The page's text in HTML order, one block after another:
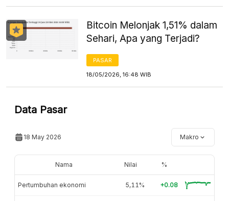
Bitcoin Melonjak 1,51% dalam
Sehari, Apa yang Terjadi?
PASAR
18/05/2026, 16:48 WIB
Data Pasar
18 May 2026 Makro
Nama Nilai %
Pertumbuhan ekonomi 5,11% +0.08